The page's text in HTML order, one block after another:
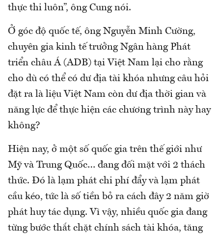
thực thi luôn”, ông Cung nói.
Ở góc độ quốc tế, ông Nguyễn Minh Cường,
chuyên gia kinh tế trưởng Ngân hàng Phát
triển châu Á (ADB) tại Việt Nam lại cho rằng
cho dù có thể có dư địa tài khóa nhưng câu hỏi
đặt ra là liệu Việt Nam còn dư địa thời gian và
năng lực để thực hiện các chương trình này hay
không?
Hiện nay, ở một số quốc gia trên thế giới như
Mỹ và Trung Quốc… đang đối mặt với 2 thách
thức. Đó là lạm phát chi phí đẩy và lạm phát
cầu kéo, tức là số tiền bỏ ra cách đây 2 năm giờ
phát huy tác dụng. Vì vậy, nhiều quốc gia đang
từng bước thắt chặt chính sách tài khóa, tăng